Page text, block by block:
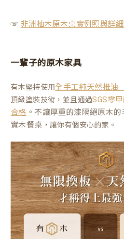
☞ 非洲柚木原木桌實例照與詳
一輩子的原木家具
有木堅持使用全手工純天然推油
頂級塗裝技術，並且通過SGS零
合格 。不讓厚重的漆隔絕原木
實木餐桌 ，讓你有個安心的家。